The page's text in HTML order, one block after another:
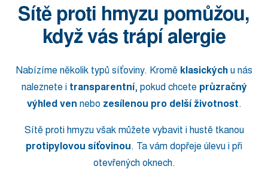
Sítě proti hmyzu pomůžou,
když vás trápí alergie
Nabízíme několik typů síťoviny. Kromě klasickýchu nás
naleznete i transparentní, pokud chcete průzračný
výhled ven nebo zesílenou pro delší životnost.
Sítě proti hmyzu však můžete vybavit i hustě tkanou
protipylovou síťovinou. Ta vám dopřeje úlevu i při
otevřených oknech.